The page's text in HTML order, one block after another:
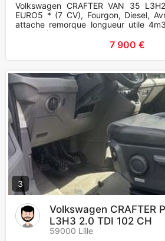
Volkswagen CRAFTER VAN 35
EURO5 * (7 CV), Fourgon, Diesel,
attache remorque longueur utile
garage factures a
7 900 €
3
Volkswagen CRAFTER
L3H3 2.0 TDI 102 CH
59000 Lille